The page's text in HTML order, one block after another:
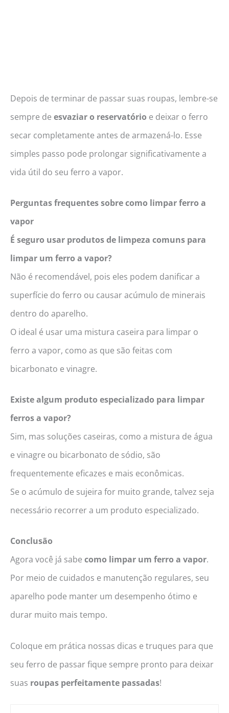
Depois de terminar de passar suas roupas, lembre-se
sempre de esvaziar o reservatório e deixar o ferro
secar completamente antes de armazená-lo. Esse
simples passo pode prolongar significativamente a
vida útil do seu ferro a vapor.
Perguntas frequentes sobre como limpar ferro a
vapor
É seguro usar produtos de limpeza comuns para
limpar um ferro a vapor?
Não é recomendável, pois eles podem danificar a
superfície do ferro ou causar acúmulo de minerais
dentro do aparelho.
O ideal é usar uma mistura caseira para limpar o
ferro a vapor, como as que são feitas com
bicarbonato e vinagre.
Existe algum produto especializado para limpar
ferros a vapor?
Sim, mas soluções caseiras, como a mistura de água
e vinagre ou bicarbonato de sódio, são
frequentemente eficazes e mais econômicas.
Se o acúmulo de sujeira for muito grande, talvez seja
necessário recorrer a um produto especializado.
Conclusão
Agora você já sabe como limpar um ferro a vapor.
Por meio de cuidados e manutenção regulares, seu
aparelho pode manter um desempenho ótimo e
durar muito mais tempo.
Coloque em prática nossas dicas e truques para que
seu ferro de passar fique sempre pronto para deixar
suas roupas perfeitamente passadas!